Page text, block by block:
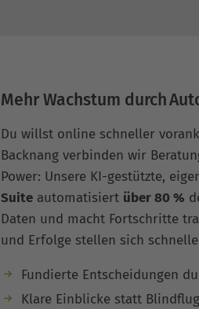
Mehr Wachstum durch
Du willst online schneller
Backnang verbinden wir
Power: Unsere KI-gestützte,
Suite automatisiert über 80 %
Daten und macht Fortschritte
und Erfolge stellen sich
Fundierte Entscheidungen
Klare Einblicke statt Blindflug